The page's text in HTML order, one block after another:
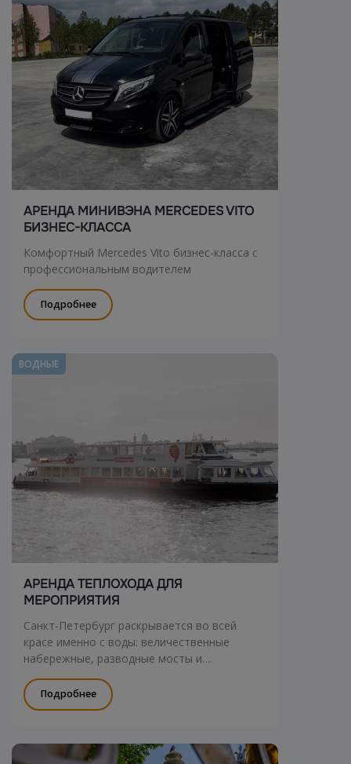
АРЕНДА МИНИВЭНА MERCEDES VITO
БИЗНЕС-КЛАССА
Комфортный Mercedes Vito бизнес-класса с
профессиональным водителем
Подробнее
ВОДНЫЕ
АРЕНДА ТЕПЛОХОДА ДЛЯ
МЕРОПРИЯТИЯ
Санкт-Петербург раскрывается во всей
красе именно с воды: величественные
набережные, разводные мосты и
совершенно нового ракурса.
Подробнее